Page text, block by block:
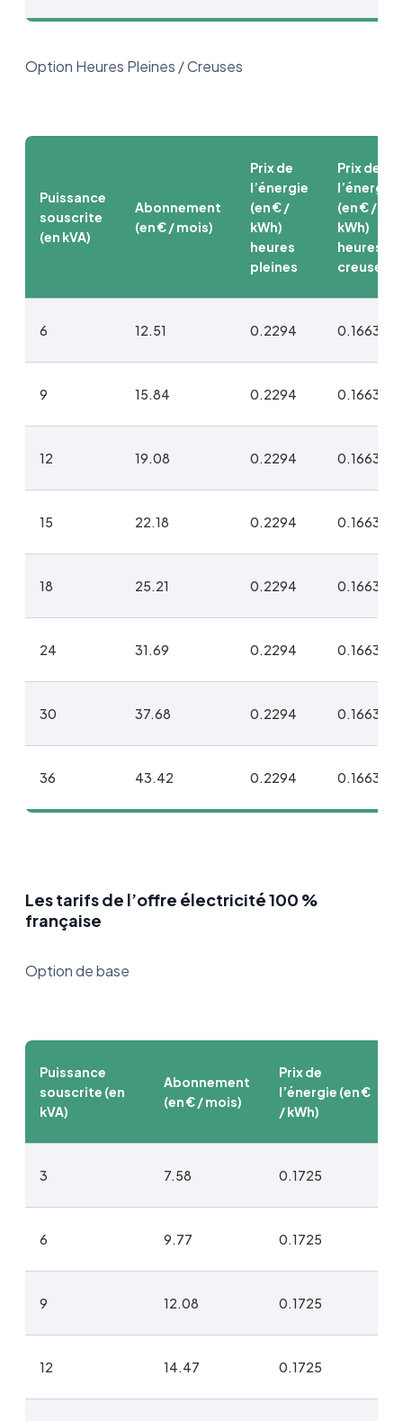
Option Heures Pleines / Creuses
Puissance
souscrite
(en kVA)
Abonnement
(en € / mois)
Prix de
l’énergie
(en € /
kWh)
heures
pleines
Prix de
l’énergie
(en € /
kWh)
heures
creuses
6 12.51 0.2294 0.1663
9 15.84 0.2294 0.1663
12 19.08 0.2294 0.1663
15 22.18 0.2294 0.1663
18 25.21 0.2294 0.1663
24 31.69 0.2294 0.1663
30 37.68 0.2294 0.1663
36 43.42 0.2294 0.1663
Les tarifs de l’offre électricité 100 %
française
Option de base
Puissance
souscrite (en
kVA)
Abonnement
(en € / mois)
Prix de
l’énergie (en €
/ kWh)
3 7.58 0.1725
6 9.77 0.1725
9 12.08 0.1725
12 14.47 0.1725